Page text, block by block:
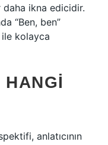
daha ikna edicidir.
“Ben, ben”
ile kolayca
anlatıcının